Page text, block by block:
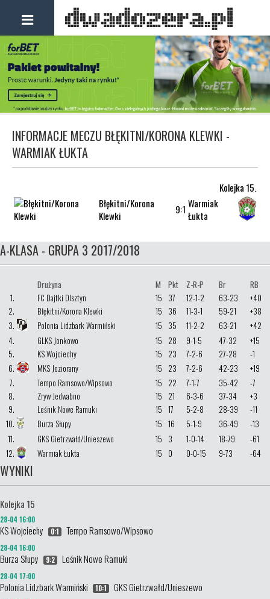
INFORMACJE MECZU BŁĘKITNI/KORONA KLEWKI -
WARMIAK ŁUKTA
Kolejka 15.
Błękitni/Korona
Klewki
9:1 Warmiak
Łukta
A-KLASA - GRUPA 3 2017/2018
Drużyna M Pkt Z-R-P Br
RB
1.
FC Dajtki Olsztyn 15 37 12-1-2 63-23
+40
2.
Błękitni/Korona Klewki 15 36 11-3-1 59-21
+38
3.
Polonia Lidzbark Warmiński 15 35 11-2-2 63-21
+42
4.
GLKS Jonkowo 15 28 9-1-5 47-32
+15
5.
KS Wojciechy 15 23 7-2-6 27-28
-1
6.
MKS Jeziorany 15 23 7-2-6 42-23
+19
7.
Tempo Ramsowo/Wipsowo 15 22 7-1-7 35-42
-7
8.
Zryw Jedwabno 15 21 6-3-6 37-34
+3
9.
Leśnik Nowe Ramuki 15 17 5-2-8 28-39
-11
10.
Burza Słupy 15 16 5-1-9 36-49
-13
11.
GKS Gietrzwałd/Unieszewo 15 3 1-0-14 18-79
-61
12.
Warmiak Łukta 15 0 0-0-15 9-73 -64
WYNIKI
Kolejka 15
28-04 16:00
KS Wojciechy 0:1 Tempo Ramsowo/Wipsowo
28-04 16:00
Burza Słupy 9:2 Leśnik Nowe Ramuki
28-04 17:00
Polonia Lidzbark Warmiński 10:1 GKS Gietrzwałd/Unieszewo